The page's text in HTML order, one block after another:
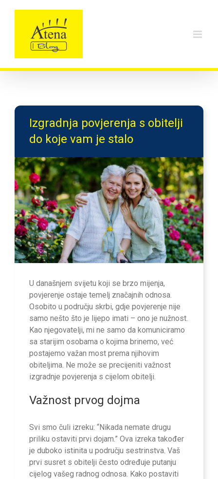
Izgradnja povjerenja s obitelji
do koje vam je stalo
U današnjem svijetu koji se brzo mijenja,
povjerenje ostaje temelj značajnih odnosa.
Osobito u području skrbi, gdje povjerenje nije
samo nešto što je lijepo imati – ono je nužnost.
Kao njegovatelji, mi ne samo da komuniciramo
sa starijim osobama o kojima brinemo, već
postajemo važan most prema njihovim
obiteljima. Ne može se precijeniti važnost
izgradnje povjerenja s cijelom obitelji.
Važnost prvog dojma
Svi smo čuli izreku: “Nikada nemate drugu
priliku ostaviti prvi dojam.” Ova izreka također
je duboko istinita u području sestrinstva. Vaš
prvi susret s obitelji često određuje putanju
cijelog vašeg radnog odnosa. Kako postaviti